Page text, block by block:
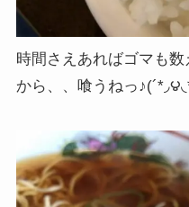
時間さえあればゴマも
から、、喰うねっ